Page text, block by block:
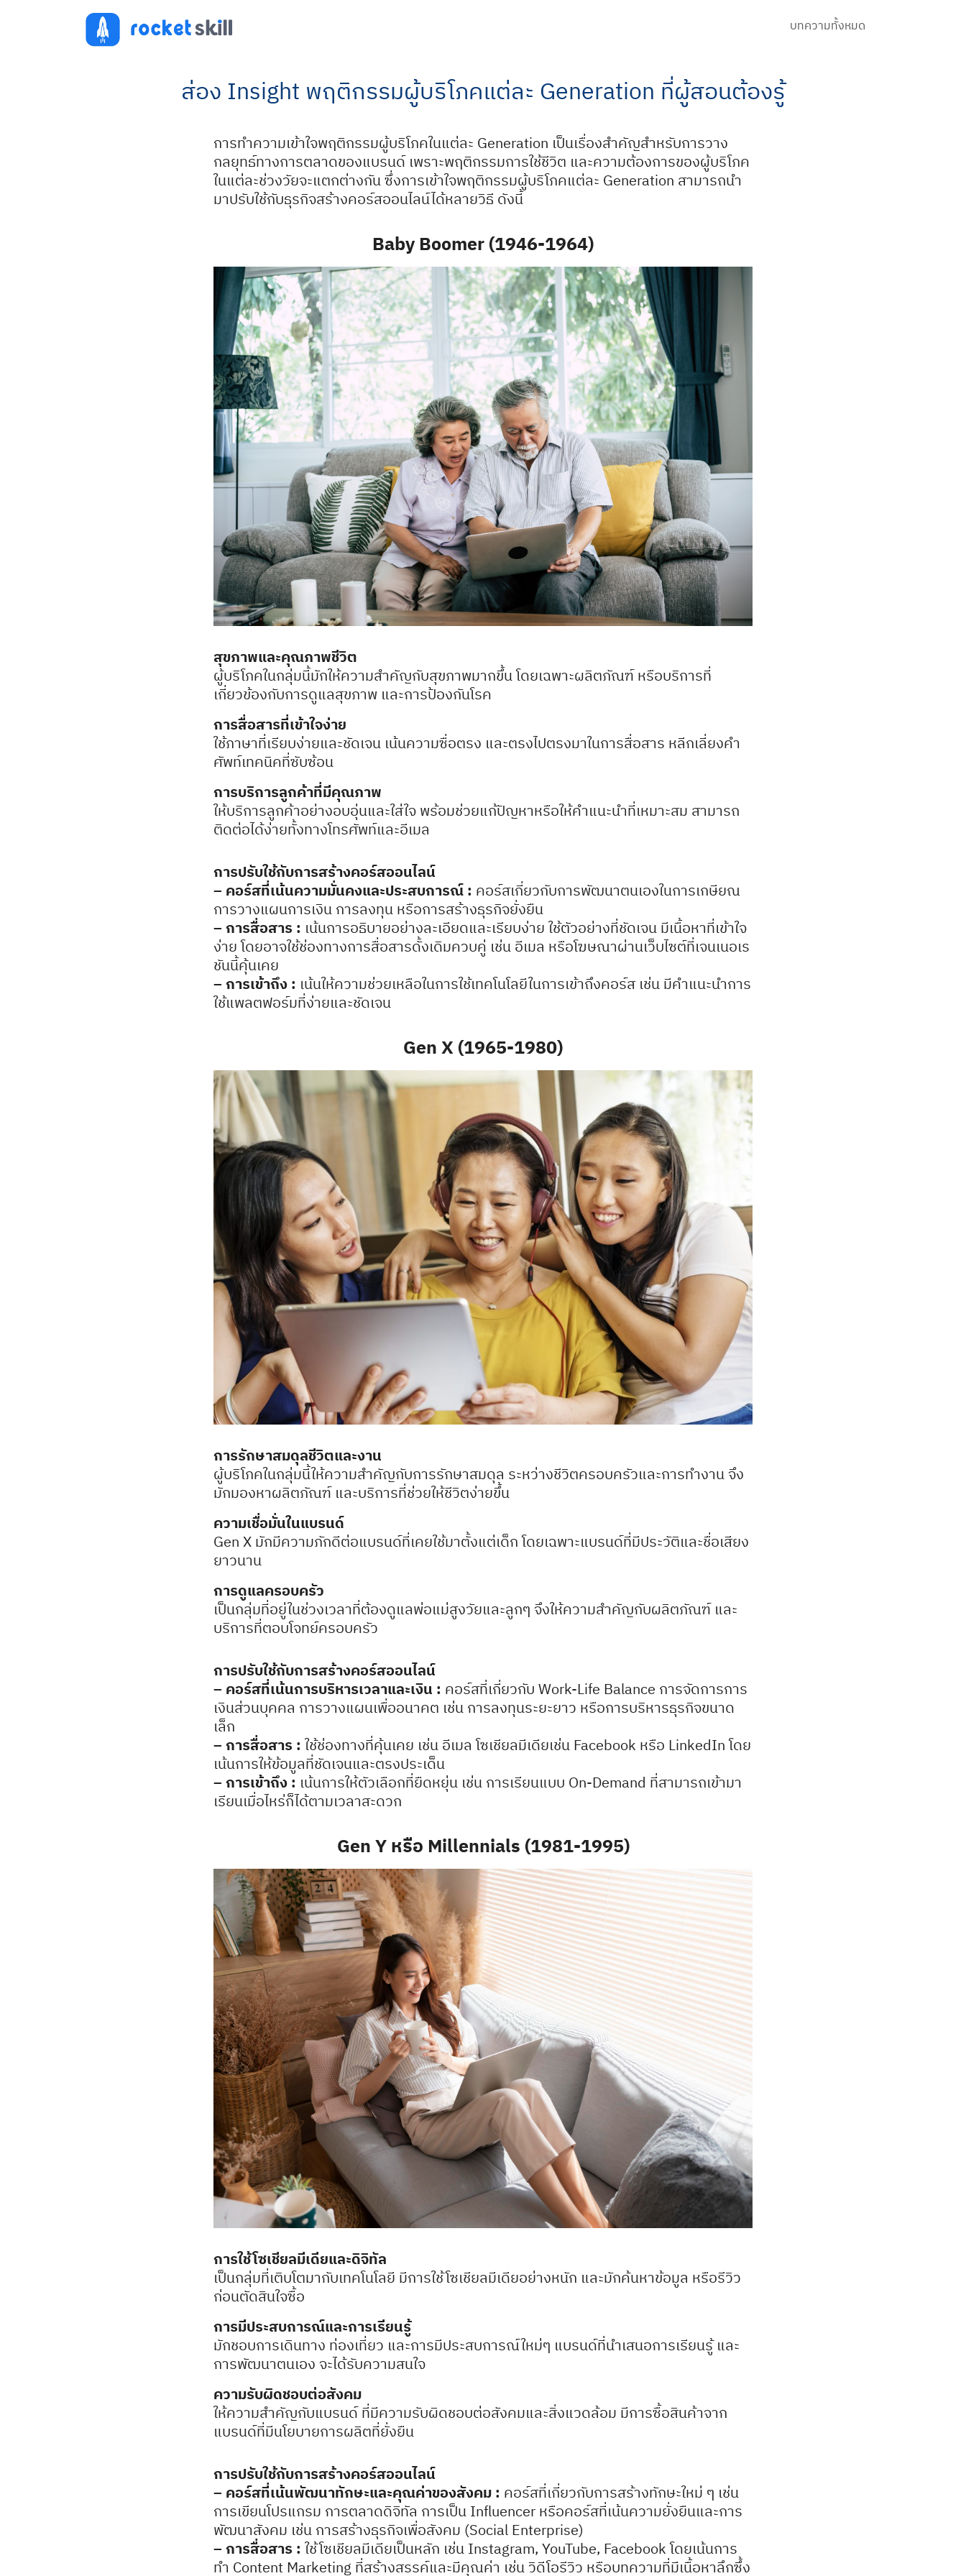
บทความทั้งหมด
Search
ส่อง Insight พฤติกรรมผู้บริโภคแต่ละ Generation ที่ผู้สอนต้องรู้
การทำความเข้าใจพฤติกรรมผู้บริโภคในแต่ละ Generation เป็นเรื่องสำคัญสำหรับการวาง
กลยุทธ์ทางการตลาดของแบรนด์ เพราะพฤติกรรมการใช้ชีวิต และความต้องการของผู้บริโภค
ในแต่ละช่วงวัยจะแตกต่างกัน ซึ่งการเข้าใจพฤติกรรมผู้บริโภคแต่ละ Generation สามารถนำ
มาปรับใช้กับธุรกิจสร้างคอร์สออนไลน์ได้หลายวิธี ดังนี้
Baby Boomer (1946-1964)
สุขภาพและคุณภาพชีวิต
ผู้บริโภคในกลุ่มนี้มักให้ความสำคัญกับสุขภาพมากขึ้น โดยเฉพาะผลิตภัณฑ์ หรือบริการที่
เกี่ยวข้องกับการดูแลสุขภาพ และการป้องกันโรค
การสื่อสารที่เข้าใจง่าย
ใช้ภาษาที่เรียบง่ายและชัดเจน เน้นความซื่อตรง และตรงไปตรงมาในการสื่อสาร หลีกเลี่ยงคำ
ศัพท์เทคนิคที่ซับซ้อน
การบริการลูกค้าที่มีคุณภาพ
ให้บริการลูกค้าอย่างอบอุ่นและใส่ใจ พร้อมช่วยแก้ปัญหาหรือให้คำแนะนำที่เหมาะสม สามารถ
ติดต่อได้ง่ายทั้งทางโทรศัพท์และอีเมล
การปรับใช้กับการสร้างคอร์สออนไลน์
– คอร์สที่เน้นความมั่นคงและประสบการณ์ : คอร์สเกี่ยวกับการพัฒนาตนเองในการเกษียณ
การวางแผนการเงิน การลงทุน หรือการสร้างธุรกิจยั่งยืน
– การสื่อสาร : เน้นการอธิบายอย่างละเอียดและเรียบง่าย ใช้ตัวอย่างที่ชัดเจน มีเนื้อหาที่เข้าใจ
ง่าย โดยอาจใช้ช่องทางการสื่อสารดั้งเดิมควบคู่ เช่น อีเมล หรือโฆษณาผ่านเว็บไซต์ที่เจนเนอเร
ชันนี้คุ้นเคย
– การเข้าถึง : เน้นให้ความช่วยเหลือในการใช้เทคโนโลยีในการเข้าถึงคอร์ส เช่น มีคำแนะนำการ
ใช้แพลตฟอร์มที่ง่ายและชัดเจน
Gen X (1965-1980)
การรักษาสมดุลชีวิตและงาน
ผู้บริโภคในกลุ่มนี้ให้ความสำคัญกับการรักษาสมดุล ระหว่างชีวิตครอบครัวและการทำงาน จึง
มักมองหาผลิตภัณฑ์ และบริการที่ช่วยให้ชีวิตง่ายขึ้น
ความเชื่อมั่นในแบรนด์
Gen X มักมีความภักดีต่อแบรนด์ที่เคยใช้มาตั้งแต่เด็ก โดยเฉพาะแบรนด์ที่มีประวัติและชื่อเสียง
ยาวนาน
การดูแลครอบครัว
เป็นกลุ่มที่อยู่ในช่วงเวลาที่ต้องดูแลพ่อแม่สูงวัยและลูกๆ จึงให้ความสำคัญกับผลิตภัณฑ์ และ
บริการที่ตอบโจทย์ครอบครัว
การปรับใช้กับการสร้างคอร์สออนไลน์
– คอร์สที่เน้นการบริหารเวลาและเงิน : คอร์สที่เกี่ยวกับ Work-Life Balance การจัดการการ
เงินส่วนบุคคล การวางแผนเพื่ออนาคต เช่น การลงทุนระยะยาว หรือการบริหารธุรกิจขนาด
เล็ก
– การสื่อสาร : ใช้ช่องทางที่คุ้นเคย เช่น อีเมล โซเชียลมีเดียเช่น Facebook หรือ LinkedIn โดย
เน้นการให้ข้อมูลที่ชัดเจนและตรงประเด็น
– การเข้าถึง : เน้นการให้ตัวเลือกที่ยืดหยุ่น เช่น การเรียนแบบ On-Demand ที่สามารถเข้ามา
เรียนเมื่อไหร่ก็ได้ตามเวลาสะดวก
Gen Y หรือ Millennials (1981-1995)
การใช้โซเชียลมีเดียและดิจิทัล
เป็นกลุ่มที่เติบโตมากับเทคโนโลยี มีการใช้โซเชียลมีเดียอย่างหนัก และมักค้นหาข้อมูล หรือรีวิว
ก่อนตัดสินใจซื้อ
การมีประสบการณ์และการเรียนรู้
มักชอบการเดินทาง ท่องเที่ยว และการมีประสบการณ์ใหม่ๆ แบรนด์ที่นำเสนอการเรียนรู้ และ
การพัฒนาตนเอง จะได้รับความสนใจ
ความรับผิดชอบต่อสังคม
ให้ความสำคัญกับแบรนด์ ที่มีความรับผิดชอบต่อสังคมและสิ่งแวดล้อม มีการซื้อสินค้าจาก
แบรนด์ที่มีนโยบายการผลิตที่ยั่งยืน
การปรับใช้กับการสร้างคอร์สออนไลน์
– คอร์สที่เน้นพัฒนาทักษะและคุณค่าของสังคม : คอร์สที่เกี่ยวกับการสร้างทักษะใหม่ ๆ เช่น
การเขียนโปรแกรม การตลาดดิจิทัล การเป็น Influencer หรือคอร์สที่เน้นความยั่งยืนและการ
พัฒนาสังคม เช่น การสร้างธุรกิจเพื่อสังคม (Social Enterprise)
– การสื่อสาร : ใช้โซเชียลมีเดียเป็นหลัก เช่น Instagram, YouTube, Facebook โดยเน้นการ
ทำ Content Marketing ที่สร้างสรรค์และมีคุณค่า เช่น วิดีโอรีวิว หรือบทความที่มีเนื้อหาลึกซึ้ง